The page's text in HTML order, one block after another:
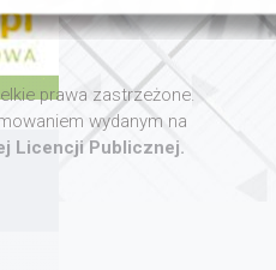
prawa zastrzeżone.
wydanym na
Licencji Publicznej.